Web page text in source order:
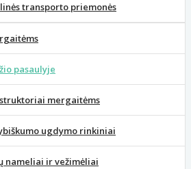
transporto priemonės
pasaulyje
mergaitėms
ugdymo rinkiniai
nameliai ir vežimėliai